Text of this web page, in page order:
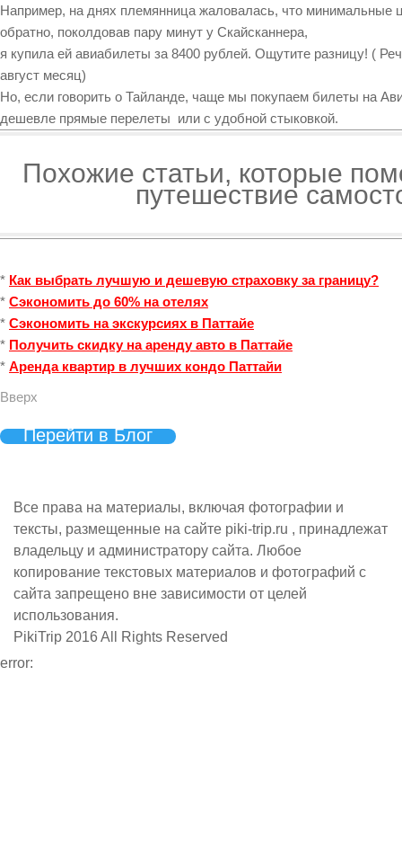
Например, на днях племянница жаловалась, что минимальные
обратно, поколдовав пару минут у Скайсканнера,
я купила ей авиабилеты за 8400 рублей. Ощутите разницу! (
август месяц)
Но, если говорить о Тайланде, чаще мы покупаем билеты на
дешевле прямые перелеты или с удобной стыковкой.
Похожие статьи, которые
путешествие
* Как выбрать лучшую и дешевую страховку за границу?
* Сэкономить до 60% на отелях
* Сэкономить на экскурсиях в Паттайе
* Получить скидку на аренду авто в Паттайе
* Аренда квартир в лучших кондо Паттайи
Вверх
Перейти в Блог
Все права на материалы, включая фотографии и
тексты, размещенные на сайте piki-trip.ru , принадлежат
владельцу и администратору сайта. Любое
копирование текстовых материалов и фотографий с
сайта запрещено вне зависимости от целей
использования.
PikiTrip 2016 All Rights Reserved
error: